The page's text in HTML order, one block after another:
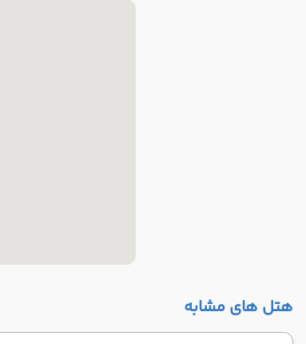
هتل های مشابه